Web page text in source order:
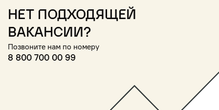
Нет подходящей
вакансии?
Позвоните нам по номеру
8 800 700 00 99